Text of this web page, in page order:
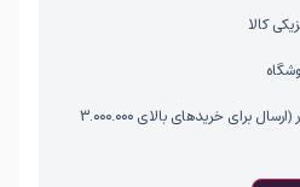
کالا
هزینه حمل به عهده خریدار (ارسال برای خریدهای بالای ۳.۰۰۰.۰۰۰